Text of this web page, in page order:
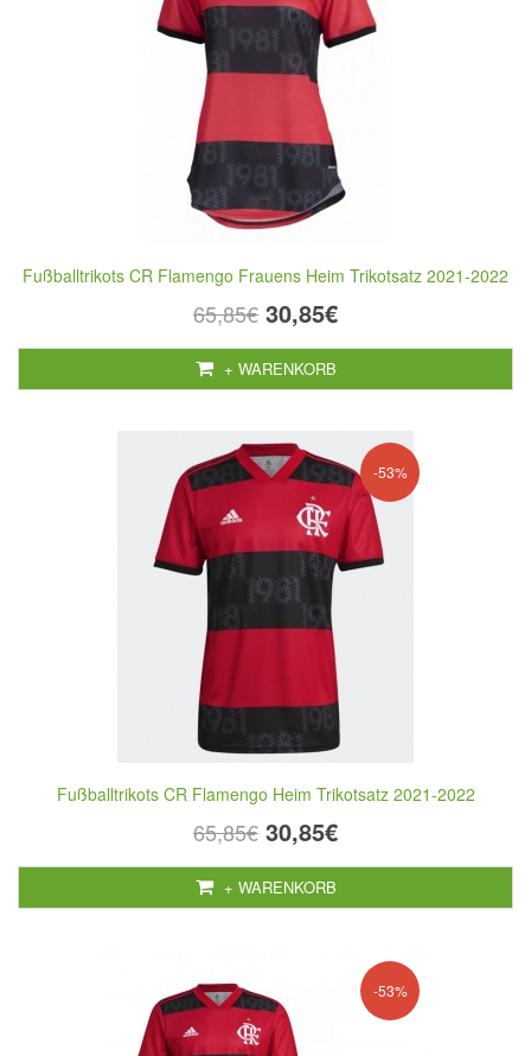
Fußballtrikots CR Flamengo Frauens Heim Trikotsatz 2021-2022
65,85€ 30,85€
+ WARENKORB
-53%
Fußballtrikots CR Flamengo Heim Trikotsatz 2021-2022
65,85€ 30,85€
+ WARENKORB
-53%